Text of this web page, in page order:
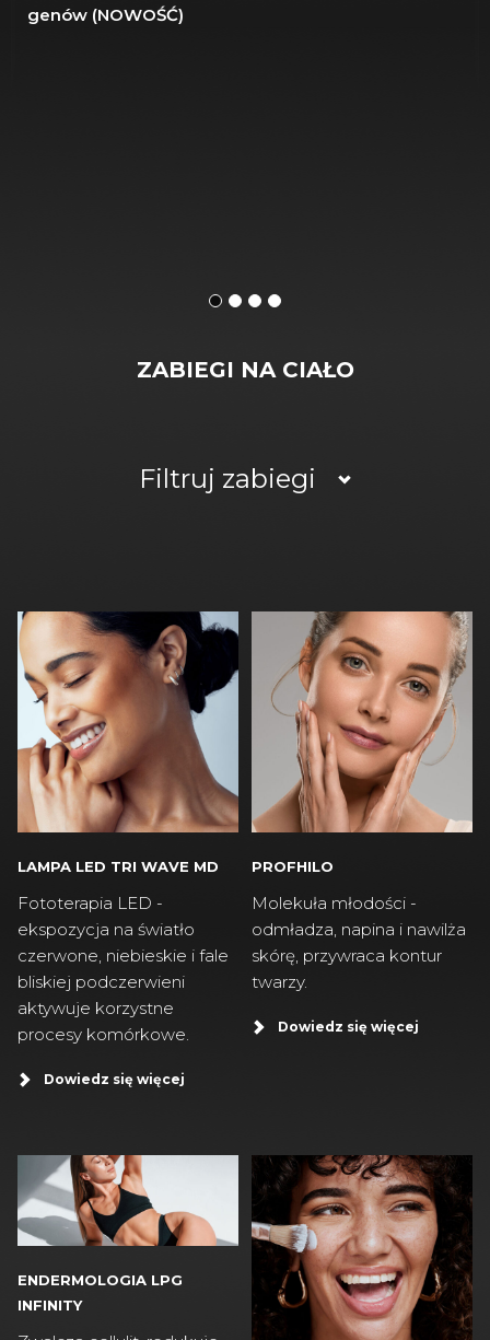
genów (NOWOŚĆ)
ZABIEGI NA CIAŁO
Filtruj zabiegi
LAMPA LED TRI WAVE MD
Fototerapia LED -
ekspozycja na światło
czerwone, niebieskie i fale
bliskiej podczerwieni
aktywuje korzystne
procesy komórkowe.
Dowiedz się więcej
PROFHILO
Molekuła młodości -
odmładza, napina i nawilża
skórę, przywraca kontur
twarzy.
Dowiedz się więcej
ENDERMOLOGIA LPG
INFINITY